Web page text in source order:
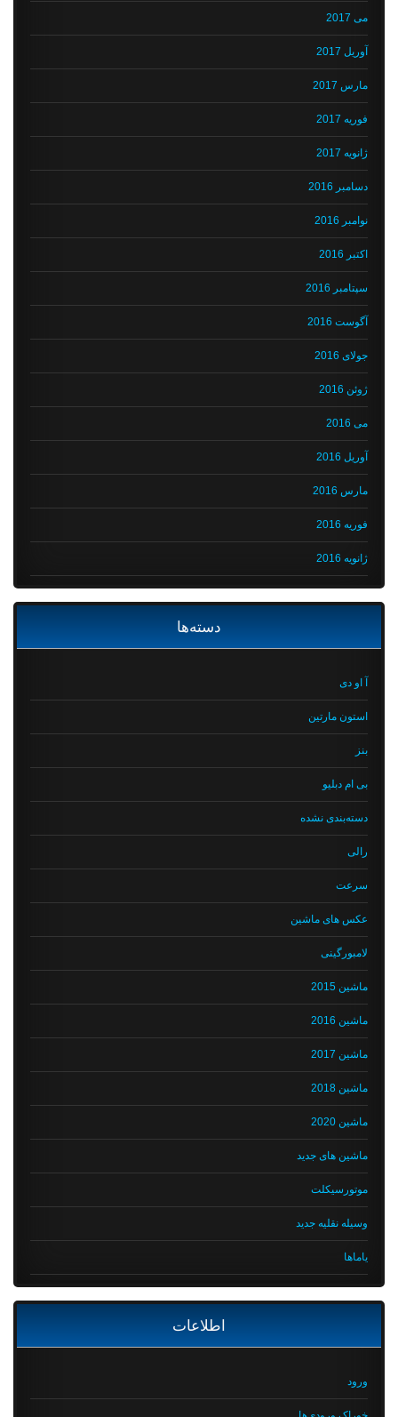
می 2017
آوریل 2017
مارس 2017
فوریه 2017
ژانویه 2017
دسامبر 2016
نوامبر 2016
اکتبر 2016
سپتامبر 2016
آگوست 2016
جولای 2016
ژوئن 2016
می 2016
آوریل 2016
مارس 2016
فوریه 2016
ژانویه 2016
دسته‌ها
آ او دی
استون مارتین
بی ام دبلیو
دسته‌بندی نشده
رالی
سرعت
عکس های ماشین
لامبورگینی
ماشین 2015
ماشین 2016
ماشین 2017
ماشین 2018
ماشین 2020
ماشین های جدید
موتورسیکلت
وسیله نقلیه جدید
یاماها
اطلاعات
ورود